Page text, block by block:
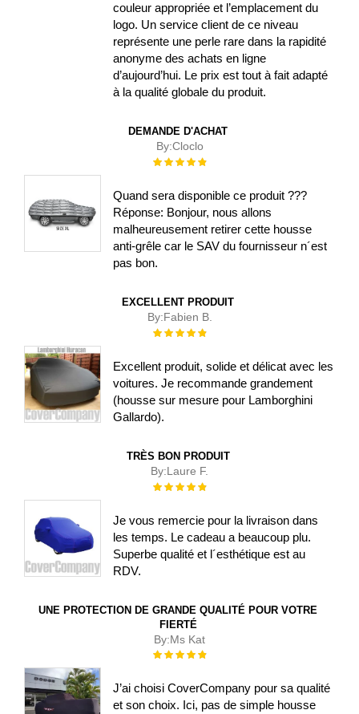
couleur appropriée et l’emplacement du
logo. Un service client de ce niveau
représente une perle rare dans la rapidité
anonyme des achats en ligne
d’aujourd’hui. Le prix est tout à fait adapté
à la qualité globale du produit.
DEMANDE D'ACHAT
By:Cloclo
Évaluation :
Quand sera disponible ce produit ???
Réponse: Bonjour, nous allons
malheureusement retirer cette housse
anti-grêle car le SAV du fournisseur n´est
pas bon.
EXCELLENT PRODUIT
By:Fabien B.
Évaluation :
Excellent produit, solide et délicat avec les
voitures. Je recommande grandement
(housse sur mesure pour Lamborghini
Gallardo).
TRÈS BON PRODUIT
By:Laure F.
Évaluation :
Je vous remercie pour la livraison dans
les temps. Le cadeau a beaucoup plu.
Superbe qualité et l´esthétique est au
RDV.
UNE PROTECTION DE GRANDE QUALITÉ POUR VOTRE
FIERTÉ
By:Ms Kat
Évaluation :
J’ai choisi CoverCompany pour sa qualité
et son choix. Ici, pas de simple housse